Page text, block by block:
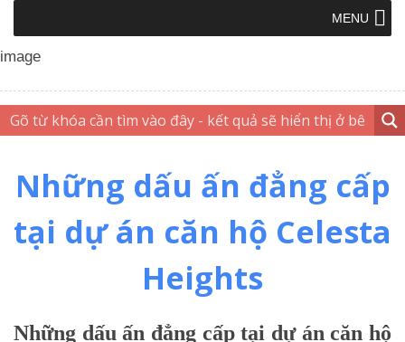
MENU
Những dấu ấn đẳng cấp
tại dự án căn hộ Celesta
Heights
Những dấu ấn đẳng cấp tại dự án căn hộ